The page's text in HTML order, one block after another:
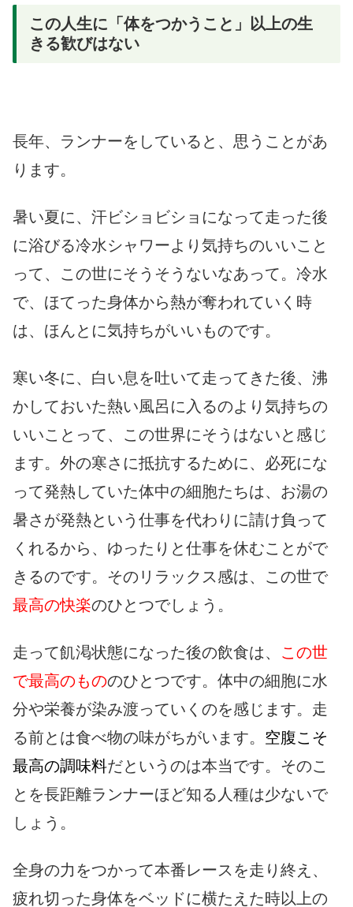
この人生に「体をつかうこと」以上の生
きる歓びはない
長年、ランナーをしていると、思うことがあ
ります。
暑い夏に、汗ビショビショになって走った後
に浴びる冷水シャワーより気持ちのいいこと
って、この世にそうそうないなあって。冷水
で、ほてった身体から熱が奪われていく時
は、ほんとに気持ちがいいものです。
寒い冬に、白い息を吐いて走ってきた後、沸
かしておいた熱い風呂に入るのより気持ちの
いいことって、この世界にそうはないと感じ
ます。外の寒さに抵抗するために、必死にな
って発熱していた体中の細胞たちは、お湯の
暑さが発熱という仕事を代わりに請け負って
くれるから、ゆったりと仕事を休むことがで
きるのです。そのリラックス感は、この世で
最高の快楽のひとつでしょう。
走って飢渇状態になった後の飲食は、 この世
で最高のもののひとつです。体中の細胞に水
分や栄養が染み渡っていくのを感じます。走
る前とは食べ物の味がちがいます。 空腹こそ
最高の調味料だというのは本当です。そのこ
とを長距離ランナーほど知る人種は少ないで
しょう。
全身の力をつかって本番レースを走り終え、
疲れ切った身体をベッドに横たえた時以上の